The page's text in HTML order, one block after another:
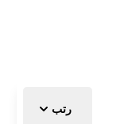
رتب